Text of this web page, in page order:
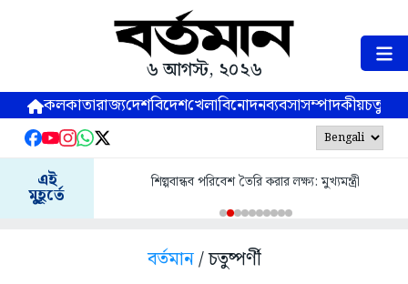
৬ আগস্ট, ২০২৬
কলকাতারাজ্যদেশবিদেশখেলাবিনোদনব্যবসাসম্পাদকীয়
এই
মুহূর্তে
শিল্পবান্ধব পরিবেশ তৈরি করার লক্ষ্য: মুখ্যমন্ত্রী
বর্তমান/ চতুষ্পর্ণী